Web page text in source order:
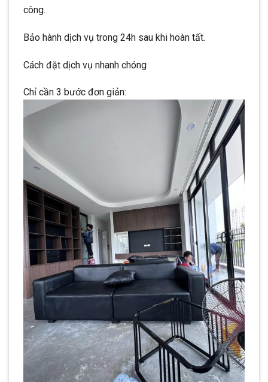
công.
Bảo hành dịch vụ trong 24h sau khi hoàn tất.
Cách đặt dịch vụ nhanh chóng
Chỉ cần 3 bước đơn giản: